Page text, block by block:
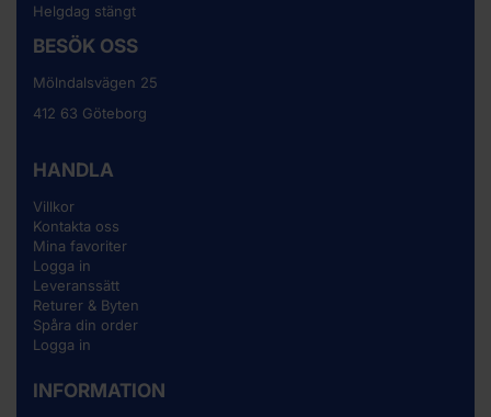
Helgdag stängt
BESÖK OSS
Mölndalsvägen 25
412 63 Göteborg
HANDLA
Villkor
Kontakta oss
Mina favoriter
Logga in
Leveranssätt
Returer & Byten
Spåra din order
Logga in
INFORMATION